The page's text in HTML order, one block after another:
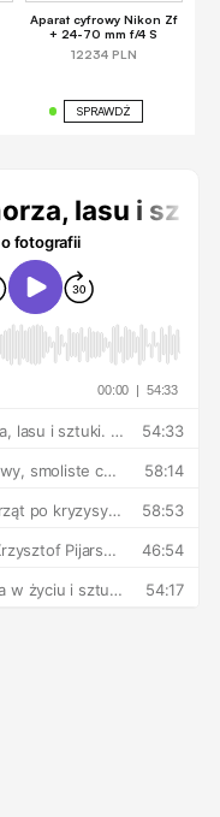
Aparat cyfrowy Nikon Zf
+ 24-70 mm f/4 S
12234 PLN
SPRAWDŹ